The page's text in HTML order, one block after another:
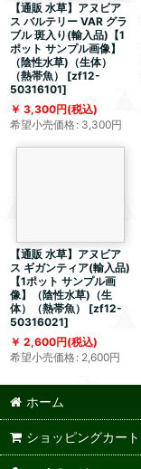
【通販 水草】アヌビア
ス バルテリー VAR グラ
ブル 斑入り(輸入品)【1
ポット サンプル画像】
（陰性水草)（生体）
（熱帯魚）
[zf12-
50316101]
3,300円(税込)
希望小売価格: 3,300円
【通販 水草】アヌビア
ス ギガンティア(輸入品)
【1ポット サンプル画
像】（陰性水草)（生
体）（熱帯魚）
[zf12-
50316021]
2,600円(税込)
希望小売価格: 2,600円
ホーム
ショッピングカート